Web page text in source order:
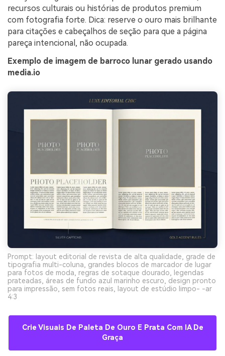
recursos culturais ou histórias de produtos premium
com fotografia forte. Dica: reserve o ouro mais brilhante
para citações e cabeçalhos de seção para que a página
pareça intencional, não ocupada.
Exemplo de imagem de barroco lunar gerado usando
media.io
Prompt: layout editorial de revista de alta qualidade, grade de
tipografia multi-coluna, grandes blocos de marcador de lugar
para fotos de moda, regras de sotaque dourado, legendas
prateadas, áreas de fundo azul marinho escuro, design pronto
para impressão, sem fotos reais, layout de estúdio limpo- -ar
4:3
Crie Visuais De Paleta De Ouro E Prata Com IA De
Graça